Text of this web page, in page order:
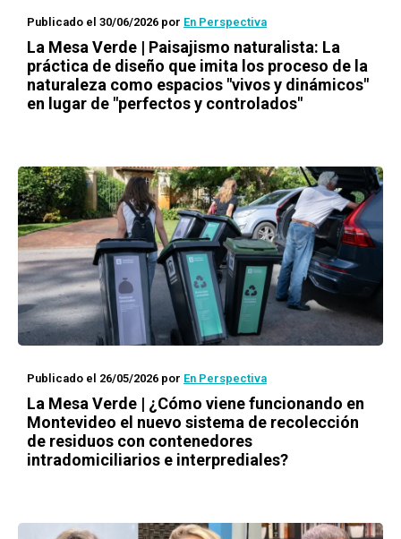
Publicado el 30/06/2026 por En Perspectiva
La Mesa Verde | Paisajismo naturalista: La
práctica de diseño que imita los proceso de la
naturaleza como espacios "vivos y dinámicos"
en lugar de "perfectos y controlados"
Publicado el 26/05/2026 por En Perspectiva
La Mesa Verde | ¿Cómo viene funcionando en
Montevideo el nuevo sistema de recolección
de residuos con contenedores
intradomiciliarios e interprediales?